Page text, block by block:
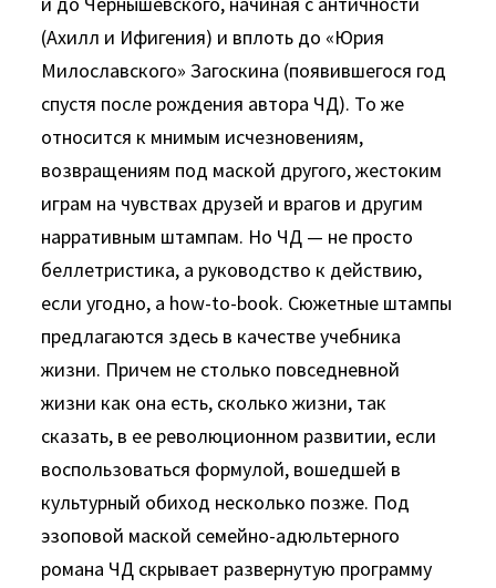
(Ахилл и Ифигения) и вплоть до «Юрия
Милославского» Заго­скина (появившегося год
спустя после рождения автора ЧД). То же
относится к мнимым исчезновениям,
возвращениям под маской другого, жестоким
играм на чувствах друзей и врагов и другим
нарративным штампам. Но ЧД — не просто
беллетри­стика, а руководство к действию,
если угодно, a how-to-book. Сюжетные штампы
предлагаются здесь в качестве учебника
жизни. Причем не столько повседневной
жизни как она есть, сколько жизни, так
сказать, в ее революционном развитии, если
воспользоваться формулой, вошедшей в
культурный обиход не­сколько позже. Под
эзоповой маской семейно-адюльтерного
романа ЧД скрывает развернутую программу